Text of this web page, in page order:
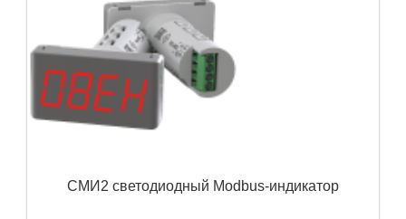
СМИ2 светодиодный Modbus-индикатор